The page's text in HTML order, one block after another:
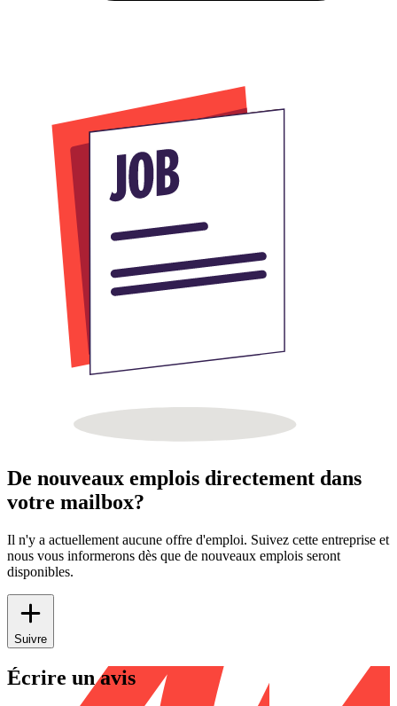
De nouveaux emplois directement dans
votre mailbox?
Il n'y a actuellement aucune offre d'emploi. Suivez cette entreprise et
nous vous informerons dès que de nouveaux emplois seront
disponibles.
Suivre
Écrire un avis